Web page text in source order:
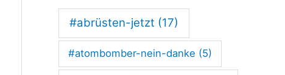
#abrüsten-jetzt (17)
#atombomber-nein-danke (5)